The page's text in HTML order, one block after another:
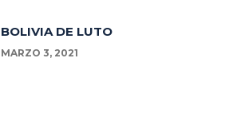
BOLIVIA DE LUTO
MARZO 3, 2021